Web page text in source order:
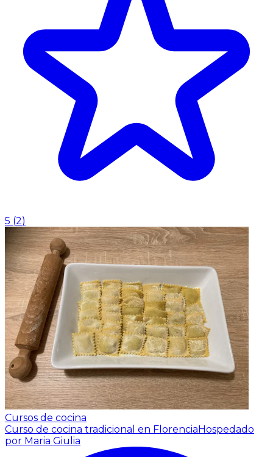
5 (2)
Cursos de cocina
Curso de cocina tradicional en FlorenciaHospedado
por Maria Giulia